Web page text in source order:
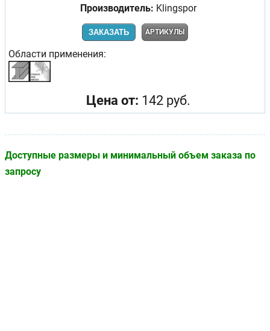
Производитель: Klingspor
ЗАКАЗАТЬ АРТИКУЛЫ
Области применения:
Цена от: 142 руб.
Доступные размеры и минимальный объем заказа по
запросу